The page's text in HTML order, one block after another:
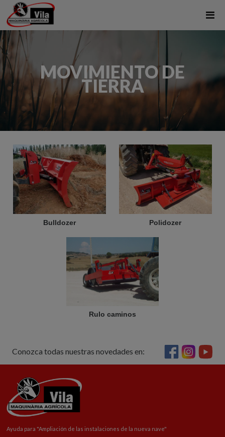
MOVIMIENTO DE
TIERRA
Bulldozer Polidozer
Rulo caminos
Conozca todas nuestras novedades en:
Ayuda para "Ampliación de las instalaciones de la nueva nave"